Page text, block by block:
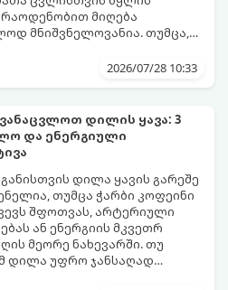
რეკომენდაციებით.
რაოდენობით მიღება
მნიშვნელოვანია. თუმცა,
არქონის გამო, დღის
რჩება.
მისი გემო მოსაწყენი
წყლის სმა
სასიამოვნო ჩვევად
2026/07/28 10:33
დილის ყავა: 3
და ენერგიული
დილა ყავის გარეშე
თუმცა ჭარბი კოფეინი
შფოთვას, არტერიული
ან ენერგიის მკვეთრ
მეორე ნახევარში. თუ
დილა უფრო ჯანსაღად